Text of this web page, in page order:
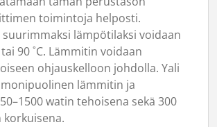
toimintoja helposti.
suurimmaksi lämpötilaksi voidaan
90 ˚C. Lämmitin voidaan
ohjauskelloon johdolla. Yali
lämmitin ja
watin tehoisena sekä 300
korkuisena.